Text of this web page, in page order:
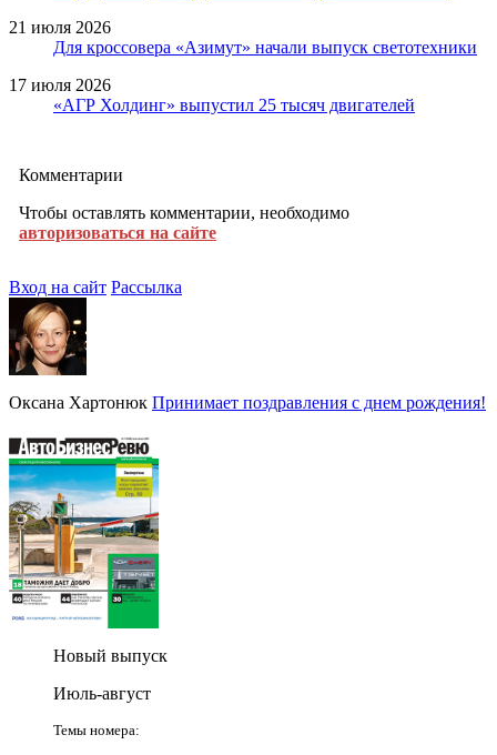
21 июля 2026
Для кроссовера «Азимут» начали выпуск светотехники
17 июля 2026
«АГР Холдинг» выпустил 25 тысяч двигателей
Комментарии
Чтобы оставлять комментарии, необходимо
авторизоваться на сайте
Вход на сайт Рассылка
Оксана Хартонюк Принимает поздравления с днем рождения!
Новый выпуск
Июль-август
Темы номера: